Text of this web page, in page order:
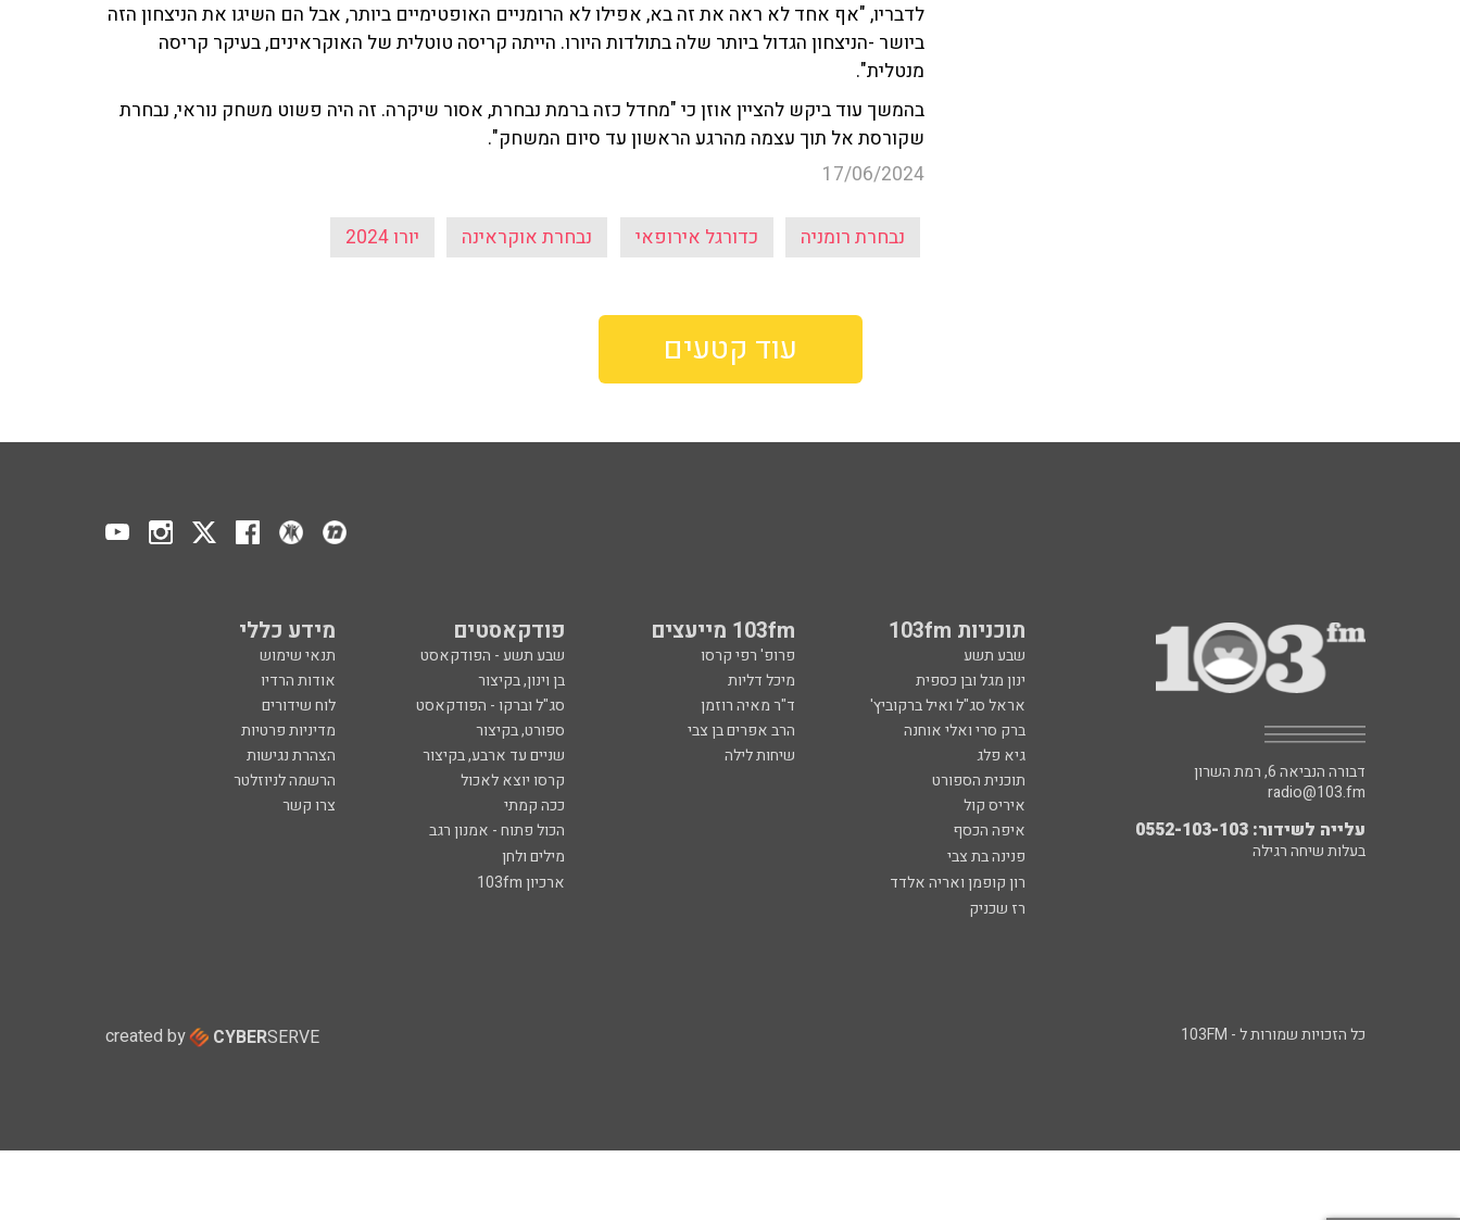
לדבריו, "אף אחד לא ראה את זה בא, אפילו לא הרומניים האופטימיים ביותר, אבל הם השיגו את הניצחון הזה
ביושר -הניצחון הגדול ביותר שלה בתולדות היורו. הייתה קריסה טוטלית של האוקראינים, בעיקר קריסה
מנטלית".
בהמשך עוד ביקש להציין אוזן כי "מחדל כזה ברמת נבחרת, אסור שיקרה. זה היה פשוט משחק נוראי, נבחרת
שקורסת אל תוך עצמה מהרגע הראשון עד סיום המשחק".
17/06/2024
נבחרת רומניה כדורגל אירופאי נבחרת אוקראינה יורו 2024
עוד קטעים
תוכניות 103fm 103fm מייעצים פודקאסטים מידע כללי
שבע תשע פרופ' רפי קרסו שבע תשע - הפודקאסט
תנאי שימוש
ינון מגל ובן כספית
מיכל דליות בן וינון, בקיצור
אודות הרדיו
אראל סג"ל ואיל ברקוביץ'
ד"ר מאיה רוזמן סג"ל וברקו - הפודקאסט
לוח שידורים
ברק סרי ואלי אוחנה
הרב אפרים בן צבי ספורט, בקיצור
מדיניות פרטיות
גיא פלג
שיחות לילה שניים עד ארבע, בקיצור
הצהרת נגישות
תוכנית הספורט
קרסו יוצא לאכול
הרשמה לניוזלטר
איריס קול
ככה קמתי
צרו קשר
איפה הכסף
הכול פתוח - אמנון רגב
פנינה בת צבי
מילים ולחן
רון קופמן ואריה אלדד
ארכיון 103fm
רז שכניק
דבורה הנביאה 6, רמת השרון
radio@103.fm
עלייה לשידור: 0552-103-103
בעלות שיחה רגילה
כל הזכויות שמורות ל - 103FM created by CYBERSERVE